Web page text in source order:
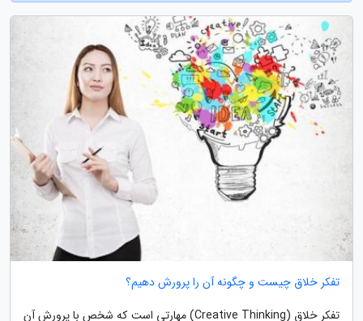
تفکر خلاق چیست و چگونه آن را پرورش دهیم؟
تفکر خلاق (Creative Thinking) مهارتی است که شخص با پرورش آن